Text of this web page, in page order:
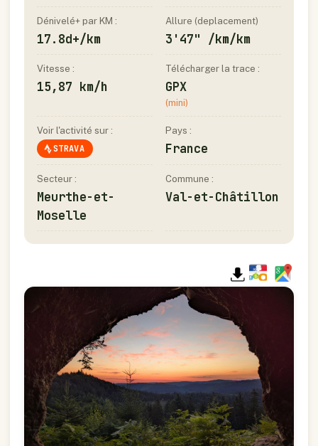
Dénivelé+ par KM :
17.8d+/km
Allure (deplacement)
3'47" /km/km
Vitesse :
15,87 km/h
Télécharger la trace :
GPX
(mini)
Voir l'activité sur :
STRAVA
Pays :
France
Secteur :
Meurthe-et-
Moselle
Commune :
Val-et-Châtillon